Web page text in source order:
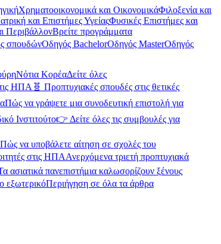
Χρηματοοικονομικά και ΟικονομικάΦιλοξενία και
και Επιστήμες ΥγείαςΦυσικές Επιστήμες και
ΠεριβάλλονΒρείτε προγράμματα
σπουδώνΟδηγός BachelorΟδηγός MasterΟδηγός
Νότια ΚορέαΔείτε όλες
ΗΠΑ 🧬 Προπτυχιακές σπουδές στις θετικές
Πώς να γράψετε μια συνοδευτική επιστολή για
Ινστιτούτο👉 Δείτε όλες τις συμβουλές για
Πώς να υποβάλετε αίτηση σε σχολές του
στις ΗΠΑΑνερχόμενα τριετή προπτυχιακά
ασιατικά πανεπιστήμια καλωσορίζουν ξένους
εξωτερικόΠεριήγηση σε όλα τα άρθρα